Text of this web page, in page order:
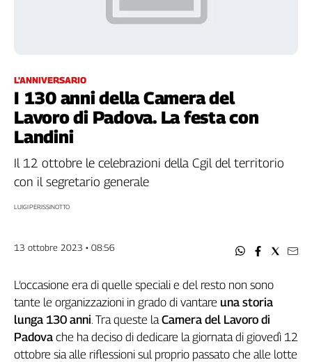
Categorie
Filcams
Filctem
Fillea
Fisac
Flc
Nidil
Slc
Spi
Inca
Caaf
L'ANNIVERSARIO
I 130 anni della Camera del
Lavoro di Padova. La festa con
Landini
Il 12 ottobre le celebrazioni della Cgil del territorio
con il segretario generale
LUIGI PERISSINOTTO
13 ottobre 2023 • 08:56
L’occasione era di quelle speciali e del resto non sono
tante le organizzazioni in grado di vantare una storia
lunga 130 anni. Tra queste laCamera del Lavoro di
Padova che ha deciso di dedicare la giornata di giovedì 12
ottobre sia alle riflessioni sul proprio passato che alle lotte